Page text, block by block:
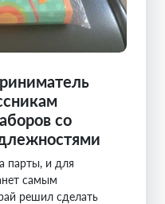
со
парты, и для
самым
решил сделать